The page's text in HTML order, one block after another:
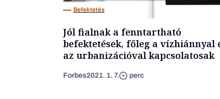
Befektetés
Jól fialnak a fenntartható
befektetések, főleg a vízhiánnyal
az urbanizációval kapcsolatosak
Forbes2021. 1. 7. perc